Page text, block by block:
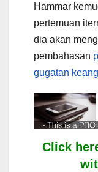
Hammar
pertemuan
dia akan
pembahasan
gugatan
Click